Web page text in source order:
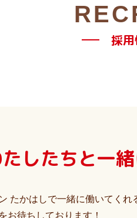
採
したちと一
たかはしで一緒に働いてくれ
お待ちしております！